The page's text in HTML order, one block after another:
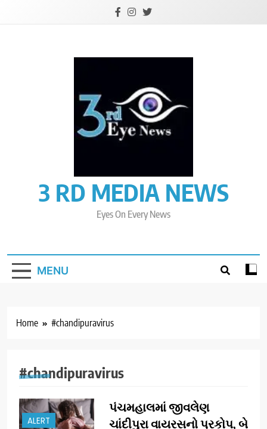
3 RD MEDIA NEWS
Eyes On Every News
MENU
Home #chandipuravirus
#chandipuravirus
ALERT
પંચમહાલમાં જીવલેણ
ચાંદીપુરા વાયરસનો પ્રકોપ, બે